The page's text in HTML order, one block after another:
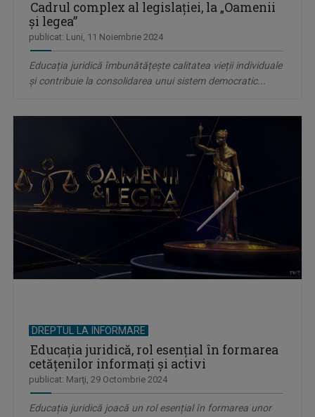
Cadrul complex al legislației, la „Oamenii
și legea”
publicat: Luni, 11 Noiembrie 2024
Educația juridică îmbunătățește calitatea vieții individuale
și contribuie la consolidarea unui sistem democratic...
DREPTUL LA INFORMARE
Educația juridică, rol esențial în formarea
cetățenilor informați și activi
publicat: Marţi, 29 Octombrie 2024
Educația juridică joacă un rol esențial în formarea unor